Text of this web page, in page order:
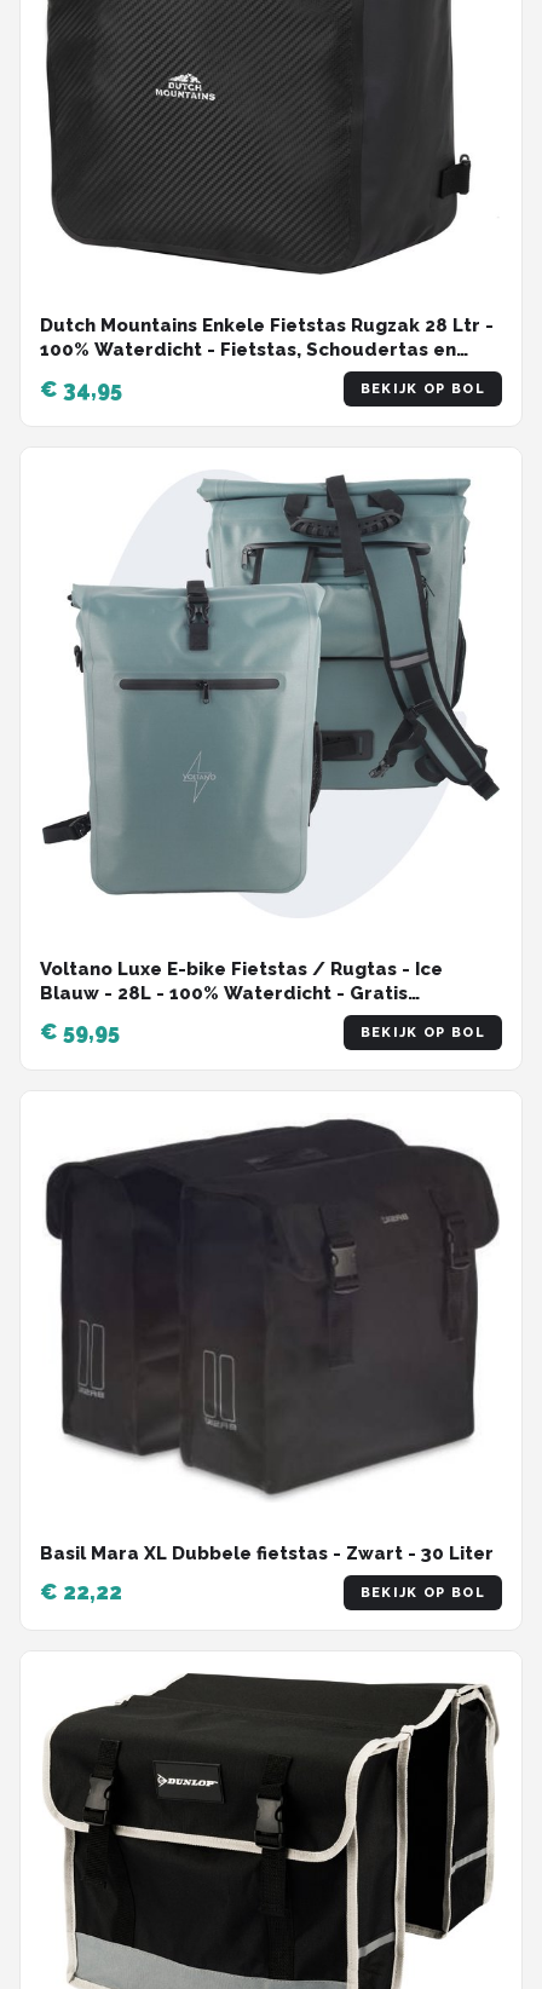
Dutch Mountains Enkele Fietstas Rugzak 28 Ltr -
100% Waterdicht - Fietstas, Schoudertas en
€ 34,95 BEKIJK OP BOL
Voltano Luxe E-bike Fietstas / Rugtas - Ice
Blauw - 28L - 100% Waterdicht - Gratis
Schouderband - Met Groot Laptop Vak
€ 59,95 BEKIJK OP BOL
Basil Mara XL Dubbele fietstas - Zwart - 30 Liter
€ 22,22 BEKIJK OP BOL